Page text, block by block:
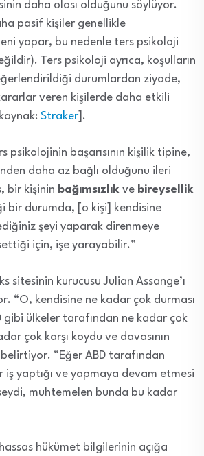
daha olası olduğunu söylüyor.
pasif kişiler genellikle
yapar, bu nedenle ters psikoloji
Ters psikoloji ayrıca, koşulların
durumlardan ziyade,
veren kişilerde daha etkili
Straker ].
psikolojinin başarısının kişilik tipine,
daha az bağlı olduğunu ileri
bir kişinin bağımsızlık ve bireysellik
bir durumda, [o kişi] kendisine
şeyi yaparak direnmeye
için, işe yarayabilir.”
sitesinin kurucusu Julian Assange’ı
“O, kendisine ne kadar çok durması
gibi ülkeler tarafından ne kadar çok
çok karşı koydu ve davasının
“Eğer ABD tarafından
iş yaptığı ve yapmaya devam etmesi
muhtemelen bunda bu kadar
hükümet bilgilerinin açığa